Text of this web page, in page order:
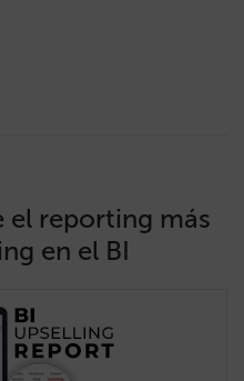
el reporting más
en el BI